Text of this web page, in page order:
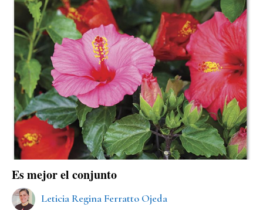
Es mejor el conjunto
Leticia Regina Ferratto Ojeda